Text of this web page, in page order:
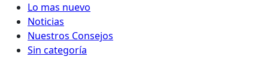
Lo mas nuevo
Noticias
Nuestros Consejos
Sin categoría